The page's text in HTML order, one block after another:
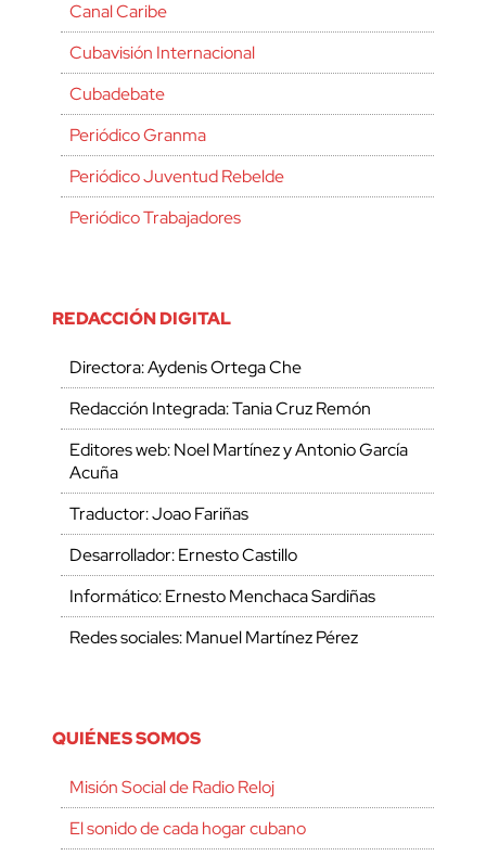
Canal Caribe
Cubavisión Internacional
Cubadebate
Periódico Granma
Periódico Juventud Rebelde
Periódico Trabajadores
REDACCIÓN DIGITAL
Directora: Aydenis Ortega Che
Redacción Integrada: Tania Cruz Remón
Editores web: Noel Martínez y Antonio García
Acuña
Traductor: Joao Fariñas
Desarrollador: Ernesto Castillo
Informático: Ernesto Menchaca Sardiñas
Redes sociales: Manuel Martínez Pérez
QUIÉNES SOMOS
Misión Social de Radio Reloj
El sonido de cada hogar cubano